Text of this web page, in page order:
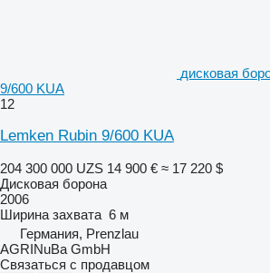
дисковая
9/600 KUA
12
Lemken Rubin 9/600 KUA
204 300 000 UZS 14 900 € ≈ 17 220 $
Дисковая борона
2006
Ширина захвата 6 м
Германия, Prenzlau
AGRINuBa GmbH
Связаться с продавцом